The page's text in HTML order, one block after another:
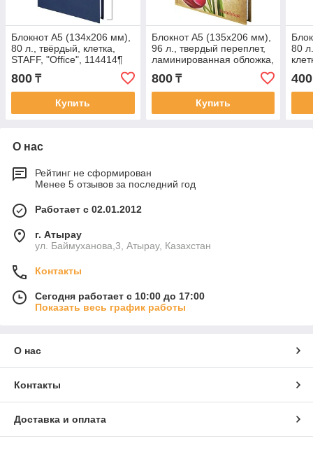
Блокнот А5 (134х206 мм),
80 л., твёрдый, клетка,
STAFF, "Office", 114414¶
800 ₸
Купить
Блокнот А5 (135х206 мм),
96 л., твердый переплет,
ламинированная обложка,
клетка, BRAUBERG,
"Цветы",
800₸
Купить
80
400
О нас
Рейтинг не сформирован
Менее 5 отзывов за последний год
Работает с 02.01.2012
г. Атырау
ул. Баймуханова,3, Атырау, Казахстан
Контакты
Сегодня работает с 10:00 до 17:00
Показать весь график работы
О нас
Контакты
Доставка и оплата